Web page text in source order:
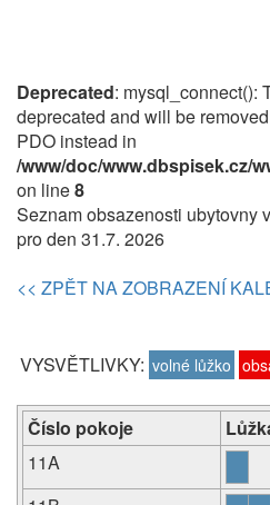
Deprecated: mysql_connect():
deprecated and will be
PDO instead in
/www/doc/www.dbspisek.cz/
on line8
Seznam obsazenosti ubytovny
pro den 31.7. 2026
<< ZPĚT NA ZOBRAZENÍ
VYSVĚTLIVKY: volné lůžko
Číslo pokoje
11A